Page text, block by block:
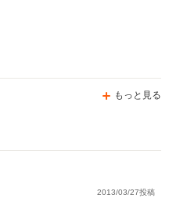
もっと見る
2013/03/27投稿